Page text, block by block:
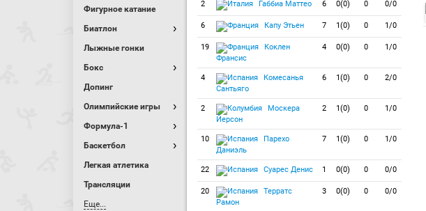
Фигурное катание
Биатлон
Лыжные гонки
Бокс
Допинг
Олимпийские игры
Формула-1
Баскетбол
Легкая атлетика
Трансляции
Еще...
2 Габбиа Маттео 6 0(0) 0 0/0
6 Капу Этьен 7 1(0) 0 1/0
19
Коклен
Франсис
4 0(0) 0 1/0
4
Комесанья
Сантьяго
6 1(0) 0 2/0
2
Москера
Йерсон
2 1(0) 0 1/0
10
Парехо
Даниэль
7 1(0) 0 1/0
22 Суарес Денис 1 0(0) 0 0/0
20
Терратс
Рамон
3 0(0) 0 0/0